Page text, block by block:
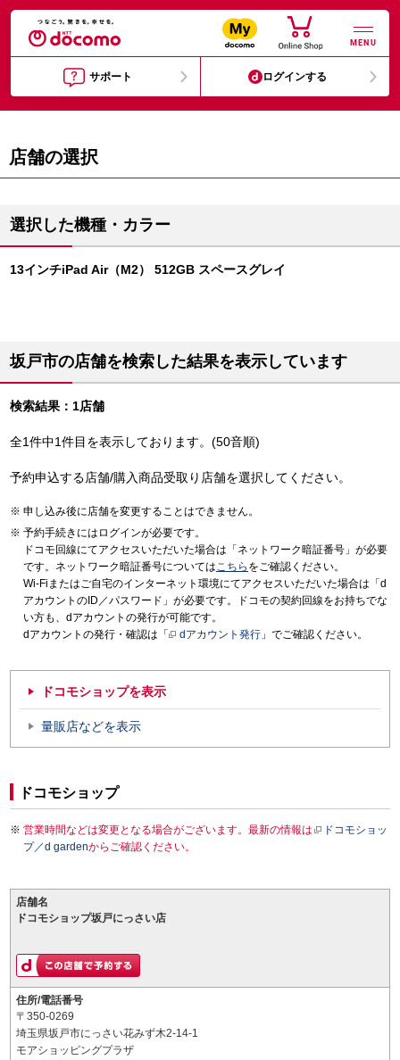
MENU
サポート ログインする
店舗の選択
選択した機種・カラー
13インチiPad Air（M2） 512GB スペースグレイ
坂戸市の店舗を検索した結果を表示しています
検索結果：1店舗
全1件中1件目を表示しております。(50音順)
予約申込する店舗/購入商品受取り店舗を選択してください。
申し込み後に店舗を変更することはできません。
予約手続きにはログインが必要です。
ドコモ回線にてアクセスいただいた場合は「ネットワーク暗証番号」が必要
です。ネットワーク暗証番号についてはこちら をご確認ください。
Wi-Fiまたはご自宅のインターネット環境にてアクセスいただいた場合は「d
アカウントのID／パスワード」が必要です。ドコモの契約回線をお持ちでな
い方も、dアカウントの発行が可能です。
dアカウントの発行・確認は「
dアカウント発行 」でご確認ください。
ドコモショップを表示
量販店などを表示
ドコモショップ
営業時間などは変更となる場合がございます。最新の情報は
ドコモショッ
プ／d gardenからご確認ください。
店舗名
ドコモショップ坂戸にっさい店
住所/電話番号
〒350-0269
埼玉県坂戸市にっさい花みず木2-14-1
モアショッピングプラザ